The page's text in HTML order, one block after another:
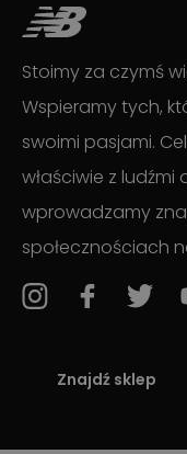
Stoimy za czymś
Wspieramy tych,
swoimi pasjami.
właściwie z
wprowadzamy
społecznościach
Znajdź sklep